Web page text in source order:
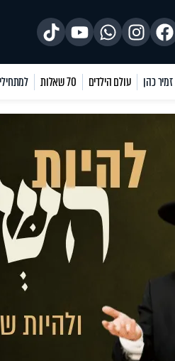
כהן עולם הילדים 70 שאלות